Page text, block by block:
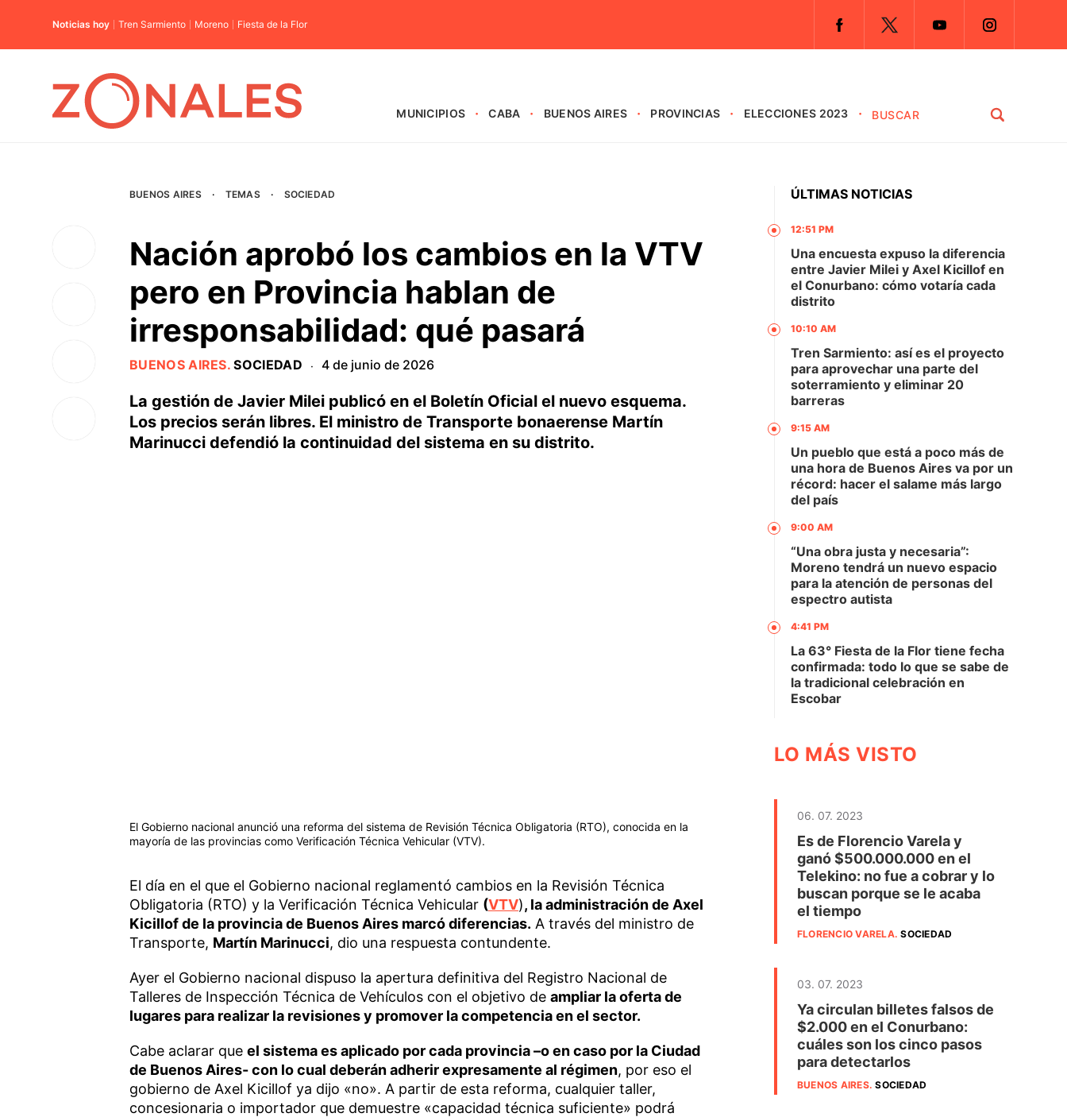
Noticias hoy Tren Sarmiento Moreno Fiesta de la Flor
MUNICIPIOS CABA BUENOS AIRES PROVINCIAS ELECCIONES 2023
BUENOS AIRES · TEMAS · SOCIEDAD
Nación aprobó los cambios en la VTV
pero en Provincia hablan de
irresponsabilidad: qué pasará
BUENOS AIRES.SOCIEDAD · 4 de junio de 2026
La gestión de Javier Milei publicó en el Boletín Oficial el nuevo esquema.
Los precios serán libres. El ministro de Transporte bonaerense Martín
Marinucci defendió la continuidad del sistema en su distrito.
El Gobierno nacional anunció una reforma del sistema de Revisión Técnica Obligatoria (RTO), conocida en la
mayoría de las provincias como Verificación Técnica Vehicular (VTV).
El día en el que el Gobierno nacional reglamentó cambios en la Revisión Técnica
Obligatoria (RTO) y la Verificación Técnica Vehicular (VTV), la administración de Axel
Kicillof de la provincia de Buenos Aires marcó diferencias. A través del ministro de
Transporte, Martín Marinucci, dio una respuesta contundente.
Ayer el Gobierno nacional dispuso la apertura definitiva del Registro Nacional de
Talleres de Inspección Técnica de Vehículos con el objetivo de ampliar la oferta de
lugares para realizar la revisiones y promover la competencia en el sector.
Cabe aclarar que el sistema es aplicado por cada provincia –o en caso por la Ciudad
de Buenos Aires- con lo cual deberán adherir expresamente al régimen, por eso el
gobierno de Axel Kicillof ya dijo «no». A partir de esta reforma, cualquier taller,
concesionaria o importador que demuestre «capacidad técnica suficiente» podrá
ÚLTIMAS NOTICIAS
12:51 PM
Una encuesta expuso la diferencia
entre Javier Milei y Axel Kicillof en
el Conurbano: cómo votaría cada
distrito
10:10 AM
Tren Sarmiento: así es el proyecto
para aprovechar una parte del
soterramiento y eliminar 20
barreras
9:15 AM
Un pueblo que está a poco más de
una hora de Buenos Aires va por un
récord: hacer el salame más largo
del país
9:00 AM
“Una obra justa y necesaria”:
Moreno tendrá un nuevo espacio
para la atención de personas del
espectro autista
4:41 PM
La 63° Fiesta de la Flor tiene fecha
confirmada: todo lo que se sabe de
la tradicional celebración en
Escobar
LO MÁS VISTO
06. 07. 2023
Es de Florencio Varela y
ganó $500.000.000 en el
Telekino: no fue a cobrar y lo
buscan porque se le acaba
el tiempo
FLORENCIO VARELA.SOCIEDAD
03. 07. 2023
Ya circulan billetes falsos de
$2.000 en el Conurbano:
cuáles son los cinco pasos
para detectarlos
BUENOS AIRES.SOCIEDAD